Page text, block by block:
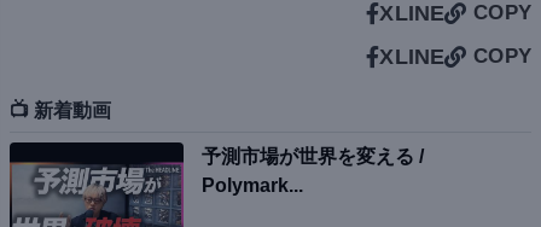
XLINE COPY
XLINE COPY
📺 新着動画
予測市場が世界を変える /
Polymark...